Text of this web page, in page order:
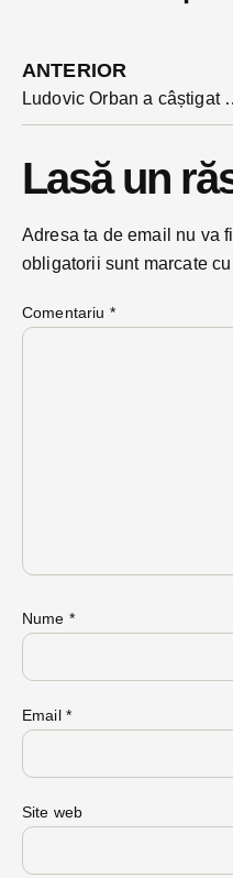
ANTERIOR
Ludovic
Lasă un
Adresa ta de email nu va
obligatorii sunt marcate
Comentariu *
Nume *
Email *
Site web